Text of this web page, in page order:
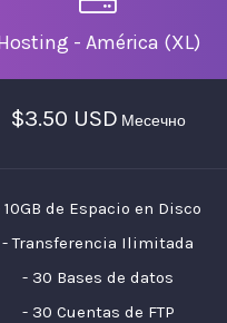
- América (XL)
$3.50 USD Месечно
10GB de Espacio en Disco
- Transferencia Ilimitada
- 30 Bases de datos
- 30 Cuentas de FTP